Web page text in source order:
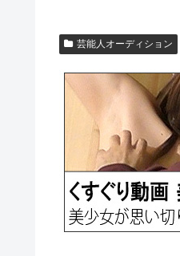
芸能人オーディション